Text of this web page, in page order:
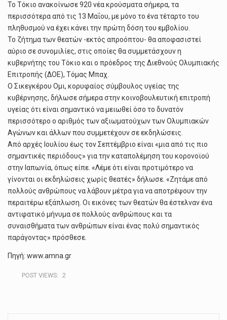
Το Τόκιο ανακοίνωσε 920 νέα κρούσματα σήμερα, τα
περισσότερα από τις 13 Μαΐου, με μόνο το ένα τέταρτο του
πληθυσμού να έχει κάνει την πρώτη δόση του εμβολίου.
Το ζήτημα των θεατών -εκτός απροόπτου- θα αποφασιστεί
αύριο σε συνομιλίες, στις οποίες θα συμμετάσχουν η
κυβερνήτης του Τόκιο και ο πρόεδρος της Διεθνούς Ολυμπιακής
Επιτροπής (ΔΟΕ), Τόμας Μπαχ.
Ο Σικεγκέρου Ομι, κορυφαίος σύμβουλος υγείας της
κυβέρνησης, δήλωσε σήμερα στην κοινοβουλευτική επιτροπή
υγείας ότι είναι σημαντικό να μειωθεί όσο το δυνατόν
περισσότερο ο αριθμός των αξιωματούχων των Ολυμπιακών
Αγώνων και άλλων που συμμετέχουν σε εκδηλώσεις.
Από αρχές Ιουλίου έως τον Σεπτέμβριο είναι «μια από τις πιο
σημαντικές περιόδους» για την καταπολέμηση του κορονοϊού
στην Ιαπωνία, όπως είπε. «Λέμε ότι είναι προτιμότερο να
γίνονται οι εκδηλώσεις χωρίς θεατές» δήλωσε. «Ζητάμε από
πολλούς ανθρώπους να λάβουν μέτρα για να αποτρέψουν την
περαιτέρω εξάπλωση. Οι εικόνες των θεατών θα έστελναν ένα
αντιφατικό μήνυμα σε πολλούς ανθρώπους και τα
συναισθήματα των ανθρώπων είναι ένας πολύ σημαντικός
παράγοντας» πρόσθεσε.
Πηγή: www.amna.gr
POST VIEWS: 2